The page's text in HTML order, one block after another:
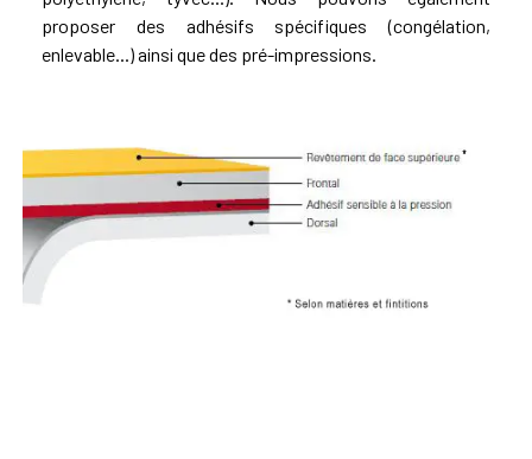
proposer des adhésifs spécifiques (congélation,
enlevable...) ainsi que des pré-impressions.